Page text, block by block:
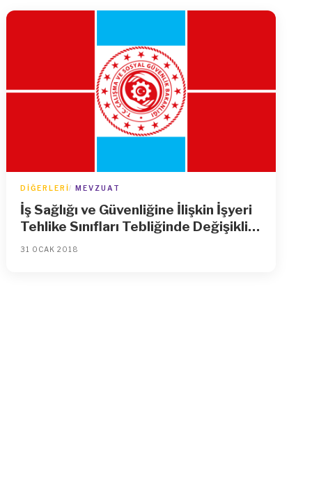
DIĞERLERI MEVZUAT
İş Sağlığı ve Güvenliğine İlişkin İşyeri
Tehlike Sınıfları Tebliğinde Değişiklik
Yapılmasına Dair Tebliğ
31 OCAK 2018